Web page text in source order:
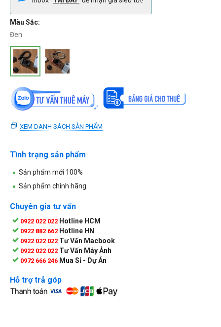
Màu Sắc:
Đen
XEM DANH SÁCH SẢN PHẨM
Tình trạng sản phẩm
Sản phẩm mới 100%
Sản phẩm chính hãng
Chuyên gia tư vấn
0922 022 022 Hotline HCM
0922 882 662 Hotline HN
0922 022 022 Tư Vấn Macbook
0922 022 022 Tư Vấn Máy Ảnh
0972 666 246 Mua Sỉ - Dự Án
Hỗ trợ trả góp